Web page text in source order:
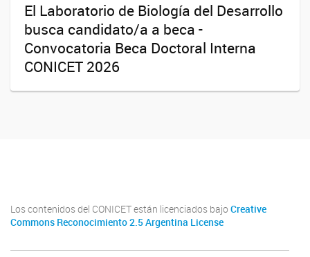
El Laboratorio de Biología del Desarrollo
busca candidato/a a beca -
Convocatoria Beca Doctoral Interna
CONICET 2026
Los contenidos del CONICET están licenciados bajo Creative
Commons Reconocimiento 2.5 Argentina License